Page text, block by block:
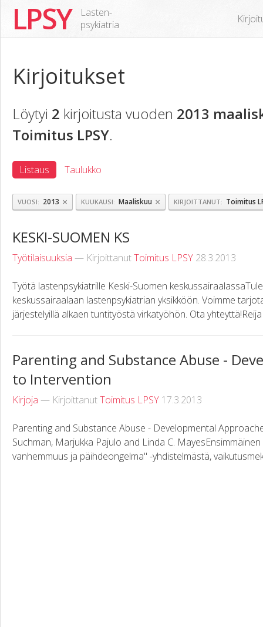
LPSY
Lasten-
psykiatria
Kirjoitukset
Löytyi 2 kirjoitusta vuoden 2013
Toimitus LPSY.
Listaus Taulukko
VUOSI 2013 × KUUKAUSI Maaliskuu × KIRJOITTANUT Toimitus
KESKI-SUOMEN KS
Työtilaisuuksia — KirjoittanutToimitus LPSY 28.3.2013
Työtä lastenpsykiatrille Keski-Suomen
keskussairaalaan lastenpsykiatrian yksikköön. Voimme
järjestelyillä alkaen tuntityöstä virkatyöhön. Ota yhteyttä!Reija
Parenting and Substance Abuse -
to Intervention
Kirjoja — KirjoittanutToimitus LPSY 17.3.2013
Parenting and Substance Abuse - Developmental
Suchman, Marjukka Pajulo and Linda C.
vanhemmuus ja päihdeongelma" -yhdistelmästä,